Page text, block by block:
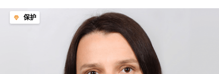
保护